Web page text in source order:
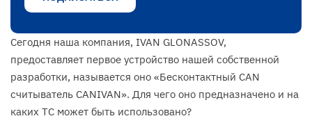
Сегодня наша компания, IVAN GLONASSOV,
предоставляет первое устройство нашей собственной
разработки, называется оно «Бесконтактный CAN
считыватель CANIVAN». Для чего оно предназначено и на
каких ТС может быть использовано?